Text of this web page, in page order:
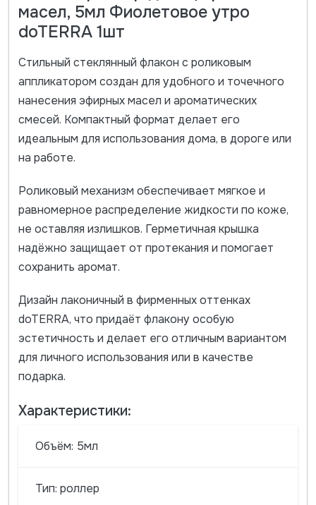
масел, 5мл Фиолетовое утро
doTERRA 1шт
Стильный стеклянный флакон с роликовым
аппликатором создан для удобного и точечного
нанесения эфирных масел и ароматических
смесей. Компактный формат делает его
идеальным для использования дома, в дороге или
на работе.
Роликовый механизм обеспечивает мягкое и
равномерное распределение жидкости по коже,
не оставляя излишков. Герметичная крышка
надёжно защищает от протекания и помогает
сохранить аромат.
Дизайн лаконичный в фирменных оттенках
doTERRA, что придаёт флакону особую
эстетичность и делает его отличным вариантом
для личного использования или в качестве
подарка.
Характеристики:
Объём: 5мл
Тип: роллер